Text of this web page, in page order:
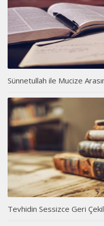
Sünnetullah ile Mucize
Tevhidin Sessizce Geri